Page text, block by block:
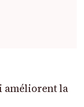
améliorent la